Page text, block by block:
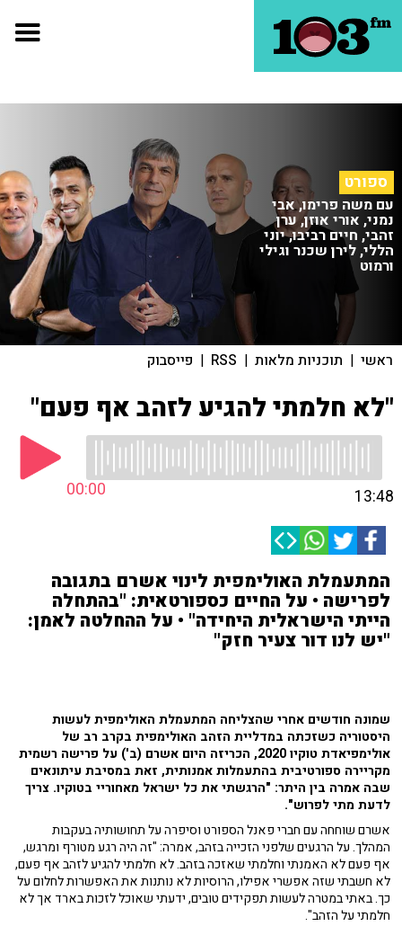
ספורט
עם משה פרימו, אבי
נמני, אורי אוזן, ערן
זהבי, חיים רביבו, יוני
הללי, לירן שכנר וגילי
ורמוט
ראשי | תוכניות מלאות |
RSS
| פייסבוק
"לא חלמתי להגיע לזהב אף פעם"
00:00 13:48
המתעמלת האולימפית לינוי אשרם בתגובה
לפרישה • על החיים כספורטאית: "בהתחלה
הייתי הישראלית היחידה" • על ההחלטה לאמן:
"יש לנו דור צעיר חזק"
שמונה חודשים אחרי שהצליחה המתעמלת האולימפית לעשות
היסטוריה כשזכתה במדליית הזהב האולימפית בקרב רב של
אולימפיאדת טוקיו 2020, הכריזה היום אשרם (ב') על פרישה רשמית
מקריירה ספורטיבית בהתעמלות אמנותית, זאת במסיבת עיתונאים
שבה אמרה בין היתר: "הרגשתי את כל ישראל מאחוריי בטוקיו. צריך
לדעת מתי לפרוש".
אשרם שוחחה עם חברי פאנל הספורט וסיפרה על תחושותיה בעקבות
המהלך. על הרגעים שלפני הזכייה בזהב, אמרה: "זה היה רגע מטורף ומרגש,
אף פעם לא האמנתי וחלמתי שאזכה בזהב. לא חלמתי להגיע לזהב אף פעם,
לא חשבתי שזה אפשרי אפילו, הרוסיות לא נותנות את האפשרות לחלום על
כך. באתי במטרה לעשות תפקידים טובים, ידעתי שאוכל לזכות בארד אך לא
חלמתי על הזהב".